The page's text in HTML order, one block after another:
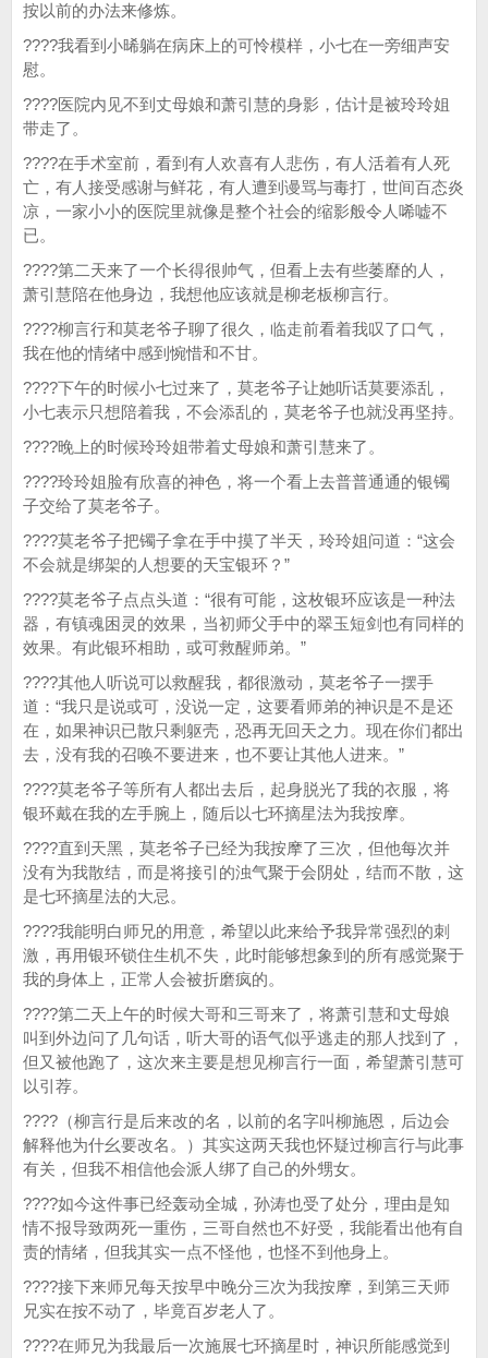
按以前的办法来修炼。
????我看到小晞躺在病床上的可怜模样，小七在一旁细声安
慰。
????医院内见不到丈母娘和萧引慧的身影，估计是被玲玲姐
带走了。
????在手术室前，看到有人欢喜有人悲伤，有人活着有人死
亡，有人接受感谢与鲜花，有人遭到谩骂与毒打，世间百态炎
凉，一家小小的医院里就像是整个社会的缩影般令人唏嘘不
已。
????第二天来了一个长得很帅气，但看上去有些萎靡的人，
萧引慧陪在他身边，我想他应该就是柳老板柳言行。
????柳言行和莫老爷子聊了很久，临走前看着我叹了口气，
我在他的情绪中感到惋惜和不甘。
????下午的时候小七过来了，莫老爷子让她听话莫要添乱，
小七表示只想陪着我，不会添乱的，莫老爷子也就没再坚持。
????晚上的时候玲玲姐带着丈母娘和萧引慧来了。
????玲玲姐脸有欣喜的神色，将一个看上去普普通通的银镯
子交给了莫老爷子。
????莫老爷子把镯子拿在手中摸了半天，玲玲姐问道：“这会
不会就是绑架的人想要的天宝银环？”
????莫老爷子点点头道：“很有可能，这枚银环应该是一种法
器，有镇魂困灵的效果，当初师父手中的翠玉短剑也有同样的
效果。有此银环相助，或可救醒师弟。”
????其他人听说可以救醒我，都很激动，莫老爷子一摆手
道：“我只是说或可，没说一定，这要看师弟的神识是不是还
在，如果神识已散只剩躯壳，恐再无回天之力。现在你们都出
去，没有我的召唤不要进来，也不要让其他人进来。”
????莫老爷子等所有人都出去后，起身脱光了我的衣服，将
银环戴在我的左手腕上，随后以七环摘星法为我按摩。
????直到天黑，莫老爷子已经为我按摩了三次，但他每次并
没有为我散结，而是将接引的浊气聚于会阴处，结而不散，这
是七环摘星法的大忌。
????我能明白师兄的用意，希望以此来给予我异常强烈的刺
激，再用银环锁住生机不失，此时能够想象到的所有感觉聚于
我的身体上，正常人会被折磨疯的。
????第二天上午的时候大哥和三哥来了，将萧引慧和丈母娘
叫到外边问了几句话，听大哥的语气似乎逃走的那人找到了，
但又被他跑了，这次来主要是想见柳言行一面，希望萧引慧可
以引荐。
????（柳言行是后来改的名，以前的名字叫柳施恩，后边会
解释他为什幺要改名。）其实这两天我也怀疑过柳言行与此事
有关，但我不相信他会派人绑了自己的外甥女。
????如今这件事已经轰动全城，孙涛也受了处分，理由是知
情不报导致两死一重伤，三哥自然也不好受，我能看出他有自
责的情绪，但我其实一点不怪他，也怪不到他身上。
????接下来师兄每天按早中晚分三次为我按摩，到第三天师
兄实在按不动了，毕竟百岁老人了。
????在师兄为我最后一次施展七环摘星时，神识所能感觉到